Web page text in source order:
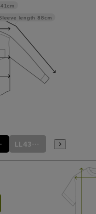
length 88cm
41cm
LL43cm/82cm